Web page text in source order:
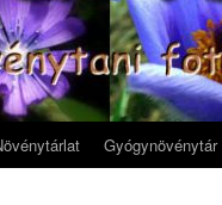
Gyógynövénytár